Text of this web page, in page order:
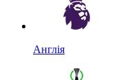
Англія